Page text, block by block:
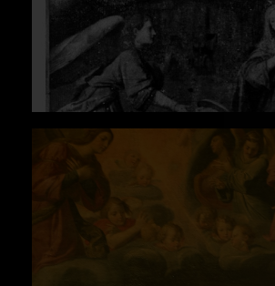
Pérez Sánchez, A.,
España, 1600-1750
1992).
Valdivieso González, E.,
sevillana. (Guadalquivir,
Spanish Still Life from
GoyaCatálogo de
Gallery Publications, 16,
Falcón Márquez, T., et alii.,